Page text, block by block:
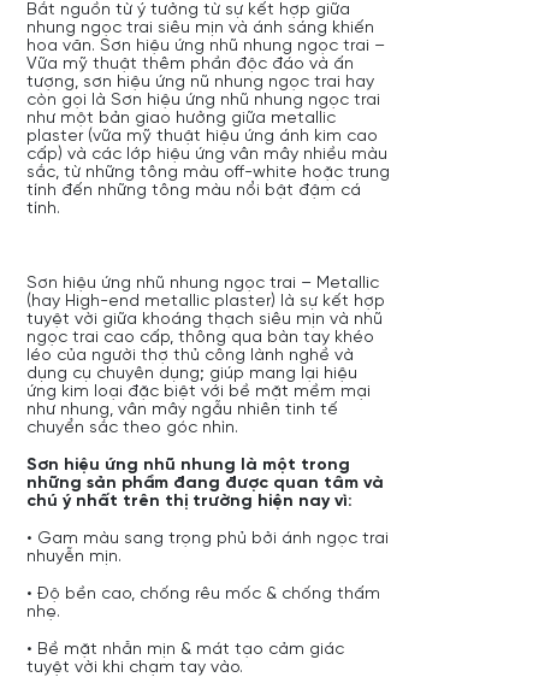
Bắt nguồn từ ý tưởng từ sự kết hợp giữa
nhung ngọc trai siêu mịn và ánh sáng khiến
hoa văn. Sơn hiệu ứng nhũ nhung ngọc trai –
Vữa mỹ thuật thêm phần độc đáo và ấn
tượng, sơn hiệu ứng nũ nhung ngọc trai hay
còn gọi là Sơn hiệu ứng nhũ nhung ngọc trai
như một bản giao hưởng giữa metallic
plaster (vữa mỹ thuật hiệu ứng ánh kim cao
cấp) và các lớp hiệu ứng vân mây nhiều màu
sắc, từ những tông màu off-white hoặc trung
tính đến những tông màu nổi bật đậm cá
tính.
Sơn hiệu ứng nhũ nhung ngọc trai – Metallic
(hay High-end metallic plaster) là sự kết hợp
tuyệt vời giữa khoáng thạch siêu mịn và nhũ
ngọc trai cao cấp, thông qua bàn tay khéo
léo của người thợ thủ công lành nghề và
dụng cụ chuyên dụng; giúp mang lại hiệu
ứng kim loại đặc biệt với bề mặt mềm mại
như nhung, vân mây ngẫu nhiên tinh tế
chuyển sắc theo góc nhìn.
Sơn hiệu ứng nhũ nhung là một trong
những sản phẩm đang được quan tâm và
chú ý nhất trên thị trường hiện nay vì:
• Gam màu sang trọng phủ bởi ánh ngọc trai
nhuyễn mịn.
• Độ bền cao, chống rêu mốc & chống thấm
nhẹ.
• Bề mặt nhẵn mịn & mát tạo cảm giác
tuyệt vời khi chạm tay vào.